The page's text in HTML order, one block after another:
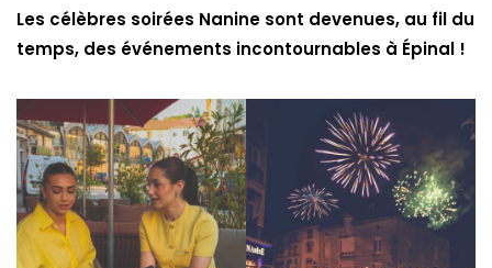
Les célèbres soirées Nanine sont devenues, au fil du
temps, des événements incontournables à Épinal !